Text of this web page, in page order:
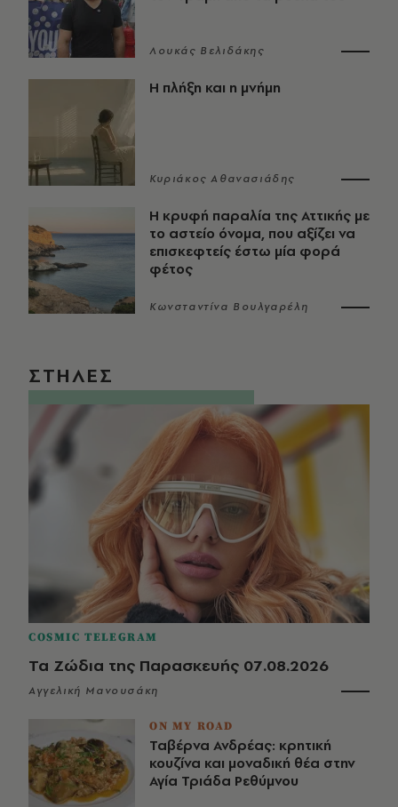
Λουκάς Βελιδάκης
Η πλήξη και η μνήμη
Κυριάκος Αθανασιάδης
Η κρυφή παραλία της Αττικής με
το αστείο όνομα, που αξίζει να
επισκεφτείς έστω μία φορά
φέτος
Κωνσταντίνα Βουλγαρέλη
ΣΤΗΛΕΣ
COSMIC TELEGRAM
Τα Ζώδια της Παρασκευής 07.08.2026
Αγγελική Μανουσάκη
ON MY ROAD
Ταβέρνα Ανδρέας: κρητική
κουζίνα και μοναδική θέα στην
Αγία Τριάδα Ρεθύμνου